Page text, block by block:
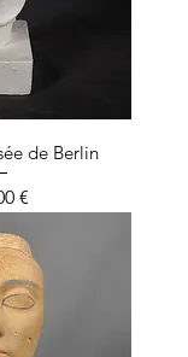
de Berlin
€